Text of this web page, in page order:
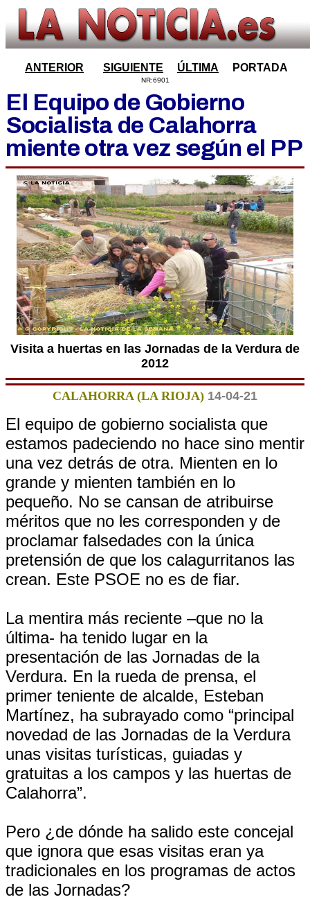
ANTERIOR SIGUIENTE ÚLTIMA PORTADA
NR:6901
El Equipo de Gobierno
Socialista de Calahorra
miente otra vez según el PP
Visita a huertas en las Jornadas de la Verdura de
2012
CALAHORRA (LA RIOJA) 14-04-21
El equipo de gobierno socialista que
estamos padeciendo no hace sino mentir
una vez detrás de otra. Mienten en lo
grande y mienten también en lo
pequeño. No se cansan de atribuirse
méritos que no les corresponden y de
proclamar falsedades con la única
pretensión de que los calagurritanos las
crean. Este PSOE no es de fiar.
La mentira más reciente –que no la
última- ha tenido lugar en la
presentación de las Jornadas de la
Verdura. En la rueda de prensa, el
primer teniente de alcalde, Esteban
Martínez, ha subrayado como “principal
novedad de las Jornadas de la Verdura
unas visitas turísticas, guiadas y
gratuitas a los campos y las huertas de
Calahorra”.
Pero ¿de dónde ha salido este concejal
que ignora que esas visitas eran ya
tradicionales en los programas de actos
de las Jornadas?